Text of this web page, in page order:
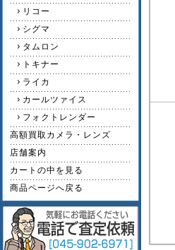
リコー
シグマ
タムロン
トキナー
ライカ
カールツァイス
フォクトレンダー
高額買取カメラ・レンズ
店舗案内
カートの中を見る
商品ページへ戻る